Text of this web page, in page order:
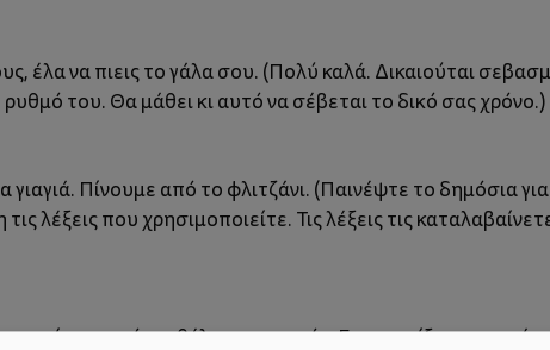
έλα να πιεις το γάλα σου. (Πολύ καλά. Δικαιούται
του. Θα μάθει κι αυτό να σέβεται το δικό σας χρόνο.)
Πίνουμε από το φλιτζάνι. (Παινέψτε το δημόσια για
λέξεις που χρησιμοποιείτε. Τις λέξεις τις
είναι μωρό και θέλει μπιμπερόν. Για να παίξουμε το